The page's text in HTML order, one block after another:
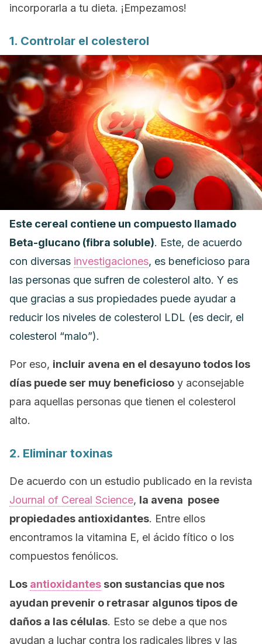
incorporarla a tu dieta. ¡Empezamos!
1. Controlar el colesterol
Este cereal contiene un compuesto llamado
Beta-glucano (fibra soluble). Este, de acuerdo
con diversas investigaciones, es beneficioso para
las personas que sufren de colesterol alto. Y es
que gracias a sus propiedades puede ayudar a
reducir los niveles de colesterol LDL (es decir, el
colesterol “malo”).
Por eso, incluir avena en el desayuno todos los
días puede ser muy beneficioso y aconsejable
para aquellas personas que tienen el colesterol
alto.
2. Eliminar toxinas
De acuerdo con un estudio publicado en la revista
Journal of Cereal Science, la avena posee
propiedades antioxidantes. Entre ellos
encontramos la vitamina E, el ácido fítico o los
compuestos fenólicos.
Los antioxidantes son sustancias que nos
ayudan prevenir o retrasar algunos tipos de
daños a las células. Esto se debe a que nos
ayudan a luchar contra los radicales libres y las